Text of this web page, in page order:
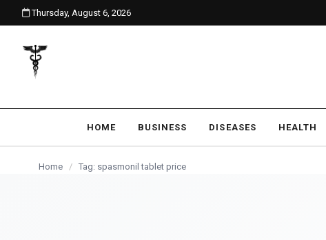
content
Thursday, August 6, 2026
HOME BUSINESS DISEASES HEALTH
Home / Tag: spasmonil tablet price